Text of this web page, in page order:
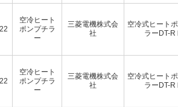
空冷ヒート
ポンプチラ
ー
三菱電機株式会
社
空冷式ヒート
ラーDT-
空冷ヒート
ポンプチラ
ー
三菱電機株式会
社
空冷式ヒート
ラーDT-